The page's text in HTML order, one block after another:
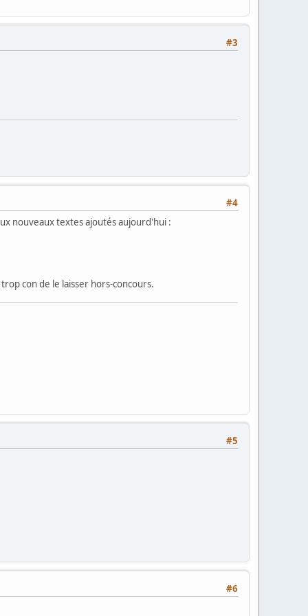
#3
#4
nouveaux textes ajoutés aujourd'hui :
con de le laisser hors-concours.
#5
#6